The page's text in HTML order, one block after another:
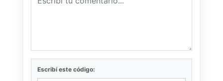
Escribí este código: